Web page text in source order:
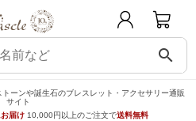
search
ーンや誕生石のブレスレット・アクセサリー通販
サイト
届け 10,000円以上のご注文で送料無料